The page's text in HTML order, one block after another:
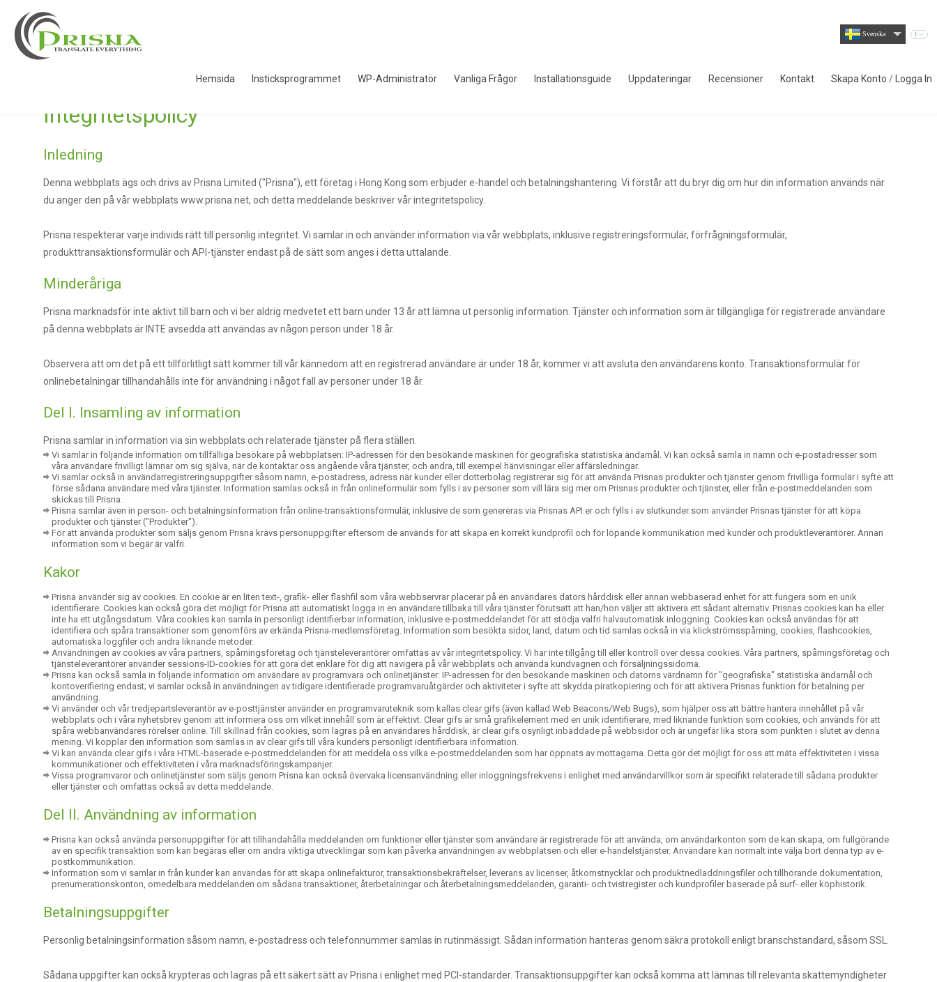
Svenska
Hemsida Insticksprogrammet WP-Administratör Vanliga Frågor Installationsguide Uppdateringar Recensioner Kontakt Skapa Konto / Logga In
Integritetspolicy
Inledning
Denna webbplats ägs och drivs av Prisna Limited ("Prisna"), ett företag i Hong Kong som erbjuder e-handel och betalningshantering. Vi förstår att du bryr dig om hur din information används när
du anger den på vår webbplats www.prisna.net, och detta meddelande beskriver vår integritetspolicy.
Prisna respekterar varje individs rätt till personlig integritet. Vi samlar in och använder information via vår webbplats, inklusive registreringsformulär, förfrågningsformulär,
produkttransaktionsformulär och API-tjänster endast på de sätt som anges i detta uttalande.
Minderåriga
Prisna marknadsför inte aktivt till barn och vi ber aldrig medvetet ett barn under 13 år att lämna ut personlig information. Tjänster och information som är tillgängliga för registrerade användare
på denna webbplats är INTE avsedda att användas av någon person under 18 år.
Observera att om det på ett tillförlitligt sätt kommer till vår kännedom att en registrerad användare är under 18 år, kommer vi att avsluta den användarens konto. Transaktionsformulär för
onlinebetalningar tillhandahålls inte för användning i något fall av personer under 18 år.
Del I. Insamling av information
Prisna samlar in information via sin webbplats och relaterade tjänster på flera ställen.
Vi samlar in följande information om tillfälliga besökare på webbplatsen: IP-adressen för den besökande maskinen för geografiska statistiska ändamål. Vi kan också samla in namn och e-postadresser som
våra användare frivilligt lämnar om sig själva, när de kontaktar oss angående våra tjänster, och andra, till exempel hänvisningar eller affärsledningar.
Vi samlar också in användarregistreringsuppgifter såsom namn, e-postadress, adress när kunder eller dotterbolag registrerar sig för att använda Prisnas produkter och tjänster genom frivilliga formulär i syfte att
förse sådana användare med våra tjänster. Information samlas också in från onlineformulär som fylls i av personer som vill lära sig mer om Prisnas produkter och tjänster, eller från e-postmeddelanden som
skickas till Prisna.
Prisna samlar även in person- och betalningsinformation från online-transaktionsformulär, inklusive de som genereras via Prisnas API:er och fylls i av slutkunder som använder Prisnas tjänster för att köpa
produkter och tjänster ("Produkter").
För att använda produkter som säljs genom Prisna krävs personuppgifter eftersom de används för att skapa en korrekt kundprofil och för löpande kommunikation med kunder och produktleverantörer. Annan
information som vi begär är valfri.
Kakor
Prisna använder sig av cookies. En cookie är en liten text-, grafik- eller flashfil som våra webbservrar placerar på en användares dators hårddisk eller annan webbaserad enhet för att fungera som en unik
identifierare. Cookies kan också göra det möjligt för Prisna att automatiskt logga in en användare tillbaka till våra tjänster förutsatt att han/hon väljer att aktivera ett sådant alternativ. Prisnas cookies kan ha eller
inte ha ett utgångsdatum. Våra cookies kan samla in personligt identifierbar information, inklusive e-postmeddelandet för att stödja valfri halvautomatisk inloggning. Cookies kan också användas för att
identifiera och spåra transaktioner som genomförs av erkända Prisna-medlemsföretag. Information som besökta sidor, land, datum och tid samlas också in via klickströmsspårning, cookies, flashcookies,
automatiska loggfiler och andra liknande metoder.
Användningen av cookies av våra partners, spårningsföretag och tjänsteleverantörer omfattas av vår integritetspolicy. Vi har inte tillgång till eller kontroll över dessa cookies. Våra partners, spårningsföretag och
tjänsteleverantörer använder sessions-ID-cookies för att göra det enklare för dig att navigera på vår webbplats och använda kundvagnen och försäljningssidorna.
Prisna kan också samla in följande information om användare av programvara och onlinetjänster: IP-adressen för den besökande maskinen och datorns värdnamn för "geografiska" statistiska ändamål och
kontoverifiering endast; vi samlar också in användningen av tidigare identifierade programvaruåtgärder och aktiviteter i syfte att skydda piratkopiering och för att aktivera Prisnas funktion för betalning per
användning.
Vi använder och vår tredjepartsleverantör av e-posttjänster använder en programvaruteknik som kallas clear gifs (även kallad Web Beacons/Web Bugs), som hjälper oss att bättre hantera innehållet på vår
webbplats och i våra nyhetsbrev genom att informera oss om vilket innehåll som är effektivt. Clear gifs är små grafikelement med en unik identifierare, med liknande funktion som cookies, och används för att
spåra webbanvändares rörelser online. Till skillnad från cookies, som lagras på en användares hårddisk, är clear gifs osynligt inbäddade på webbsidor och är ungefär lika stora som punkten i slutet av denna
mening. Vi kopplar den information som samlas in av clear gifs till våra kunders personligt identifierbara information.
Vi kan använda clear gifs i våra HTML-baserade e-postmeddelanden för att meddela oss vilka e-postmeddelanden som har öppnats av mottagarna. Detta gör det möjligt för oss att mäta effektiviteten i vissa
kommunikationer och effektiviteten i våra marknadsföringskampanjer.
Vissa programvaror och onlinetjänster som säljs genom Prisna kan också övervaka licensanvändning eller inloggningsfrekvens i enlighet med användarvillkor som är specifikt relaterade till sådana produkter
eller tjänster och omfattas också av detta meddelande.
Del II. Användning av information
Prisna kan också använda personuppgifter för att tillhandahålla meddelanden om funktioner eller tjänster som användare är registrerade för att använda, om användarkonton som de kan skapa, om fullgörande
av en specifik transaktion som kan begäras eller om andra viktiga utvecklingar som kan påverka användningen av webbplatsen och eller e-handelstjänster. Användare kan normalt inte välja bort denna typ av e-
postkommunikation.
Information som vi samlar in från kunder kan användas för att skapa onlinefakturor, transaktionsbekräftelser, leverans av licenser, åtkomstnycklar och produktnedladdningsfiler och tillhörande dokumentation,
prenumerationskonton, omedelbara meddelanden om sådana transaktioner, återbetalningar och återbetalningsmeddelanden, garanti- och tvistregister och kundprofiler baserade på surf- eller köphistorik.
Betalningsuppgifter
Personlig betalningsinformation såsom namn, e-postadress och telefonnummer samlas in rutinmässigt. Sådan information hanteras genom säkra protokoll enligt branschstandard, såsom SSL.
Sådana uppgifter kan också krypteras och lagras på ett säkert sätt av Prisna i enlighet med PCI-standarder. Transaktionsuppgifter kan också komma att lämnas till relevanta skattemyndigheter